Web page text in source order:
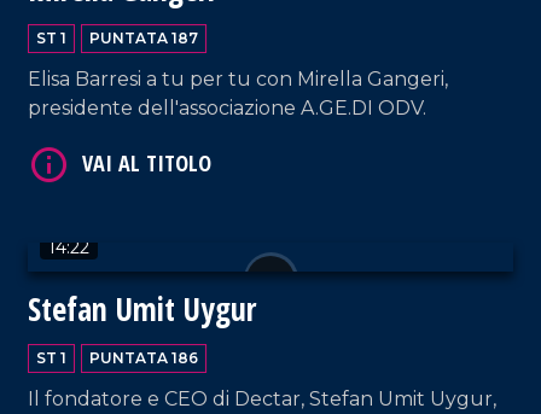
ST 1 PUNTATA 187
Elisa Barresi a tu per tu con Mirella Gangeri,
presidente dell'associazione A.GE.DI ODV.
14:22
Stefan Umit Uygur
ST 1 PUNTATA 186
Il fondatore e CEO di Dectar, Stefan Umit Uygur,